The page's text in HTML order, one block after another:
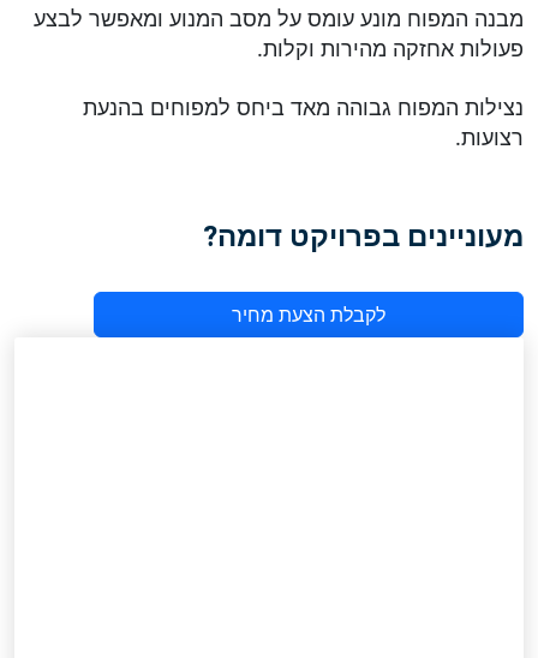
מבנה המפוח מונע עומס על מסב המנוע ומאפשר לבצע
פעולות אחזקה מהירות וקלות.
נצילות המפוח גבוהה מאד ביחס למפוחים בהנעת
רצועות.
מעוניינים בפרויקט דומה?
לקבלת הצעת מחיר